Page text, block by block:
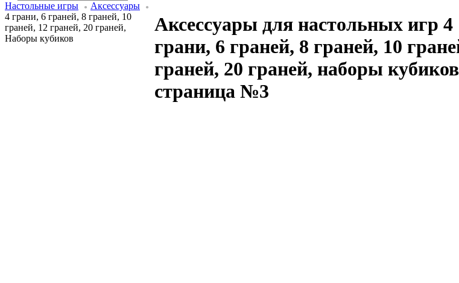
Настольные игры
Аксессуары
4 грани, 6 граней, 8 граней, 10
граней, 12 граней, 20 граней,
Наборы кубиков
Аксессуары для настольных игр 4
грани, 6 граней, 8 граней, 10
граней, 20 граней, наборы
страница №3